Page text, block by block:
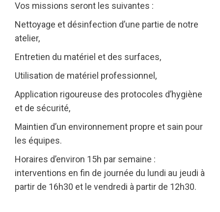
Vos missions seront les suivantes :
Nettoyage et désinfection d’une partie de notre
atelier,
Entretien du matériel et des surfaces,
Utilisation de matériel professionnel,
Application rigoureuse des protocoles d’hygiène
et de sécurité,
Maintien d’un environnement propre et sain pour
les équipes.
Horaires d’environ 15h par semaine :
interventions en fin de journée du lundi au jeudi à
partir de 16h30 et le vendredi à partir de 12h30.